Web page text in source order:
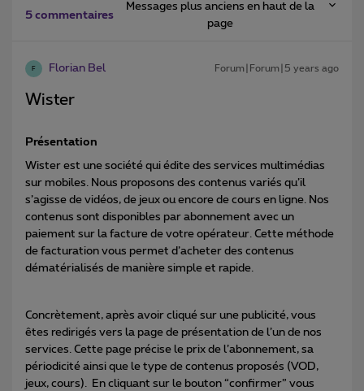
5 commentaires
Messages plus anciens en haut de la
page
F Florian Bel Forum|Forum|5 years ago
Wister
Présentation
Wister est une société qui édite des services multimédias
sur mobiles. Nous proposons des contenus variés qu’il
s’agisse de vidéos, de jeux ou encore de cours en ligne. Nos
contenus sont disponibles par abonnement avec un
paiement sur la facture de votre opérateur. Cette méthode
de facturation vous permet d’acheter des contenus
dématérialisés de manière simple et rapide.
Concrètement, après avoir cliqué sur une publicité, vous
êtes redirigés vers la page de présentation de l’un de nos
services. Cette page précise le prix de l’abonnement, sa
périodicité ainsi que le type de contenus proposés (VOD,
jeux, cours). En cliquant sur le bouton “confirmer” vous